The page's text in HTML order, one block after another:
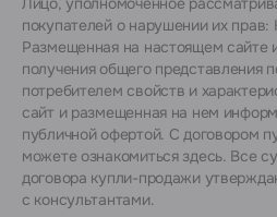
покупателей о нарушении их прав:
Размещенная на настоящем сайте
получения общего представления
потребителем свойств и
сайт и размещенная на нем
публичной офертой. С договором
можете ознакомиться здесь. Все
договора купли-продажи
с консультантами.